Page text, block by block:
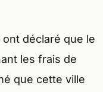
déclaré que le
les frais de
que cette ville